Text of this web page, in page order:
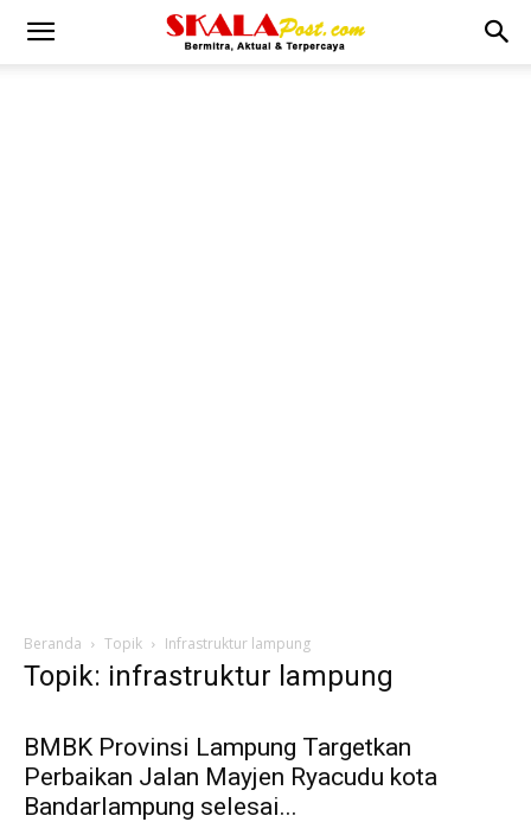
Beranda Topik Infrastruktur lampung
Topik: infrastruktur lampung
BMBK Provinsi Lampung Targetkan
Perbaikan Jalan Mayjen Ryacudu kota
Bandarlampung selesai...